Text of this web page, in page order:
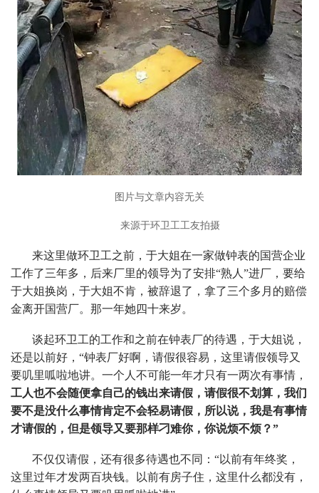
图片与文章内容无关
来源于环卫工工友拍摄
来这里做环卫工之前，于大姐在一家做钟表的国营企业
工作了三年多，后来厂里的领导为了安排“熟人”进厂，要给
于大姐换岗，于大姐不肯，被辞退了，拿了三个多月的赔偿
金离开国营厂。那一年她四十来岁。
谈起环卫工的工作和之前在钟表厂的待遇，于大姐说，
还是以前好，“钟表厂好啊，请假很容易，这里请假领导又
要叽里呱啦地讲。一个人不可能一年才只有一两次有事情，
工人也不会随便拿自己的钱出来请假，请假很不划算，我们
要不是没什么事情肯定不会轻易请假，所以说，我是有事情
才请假的，但是领导又要那样刁难你，你说烦不烦？”
不仅仅请假，还有很多待遇也不同：“以前有年终奖，
这里过年才发两百块钱。以前有房子住，这里什么都没有，